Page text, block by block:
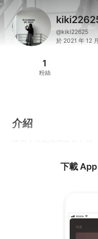
@kiki22625
於 2021 年 12
1
粉絲
介紹
下載